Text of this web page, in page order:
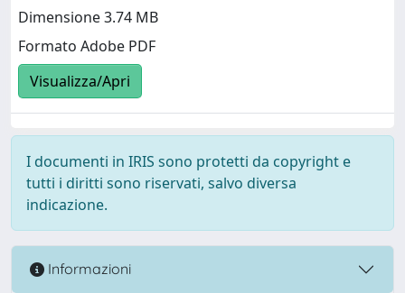
Dimensione 3.74 MB
Formato Adobe PDF
Visualizza/Apri
I documenti in IRIS sono protetti da copyright e
tutti i diritti sono riservati, salvo diversa
indicazione.
Informazioni